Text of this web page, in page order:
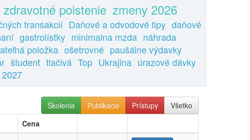
zdravotné poistenie zmeny 2026
transakcií Daňové a odvodové tipy daňové
gastrolístky minimalna mzda náhrada
položka ošetrovné paušálne výdavky
študent tlačivá Top Ukrajina úrazové dávky
Školenia Publikácie Prístupy
Všetko
Cena